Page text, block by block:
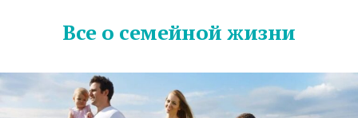
Все о семейной жизни